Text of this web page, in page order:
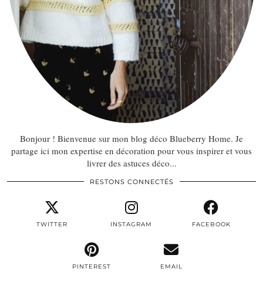
Bonjour ! Bienvenue sur mon blog déco Blueberry Home. Je
partage ici mon expertise en décoration pour vous inspirer et vous
livrer des astuces déco...
RESTONS CONNECTÉS
TWITTER INSTAGRAM FACEBOOK
PINTEREST EMAIL